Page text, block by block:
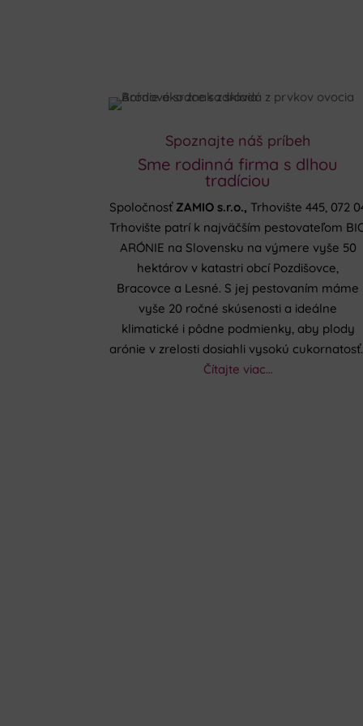
Spoznajte náš príbeh
Sme rodinná firma s dlhou
tradíciou
Spoločnosť ZAMIO s.r.o., Trhovište 445, 072
Trhovište patrí k najväčším pestovateľom
ARÓNIE na Slovensku na výmere vyše 50
hektárov v katastri obcí Pozdišovce,
Bracovce a Lesné. S jej pestovaním máme
vyše 20 ročné skúsenosti a ideálne
klimatické i pôdne podmienky, aby plody
arónie v zrelosti dosiahli vysokú cukornatosť.
Čítajte viac…